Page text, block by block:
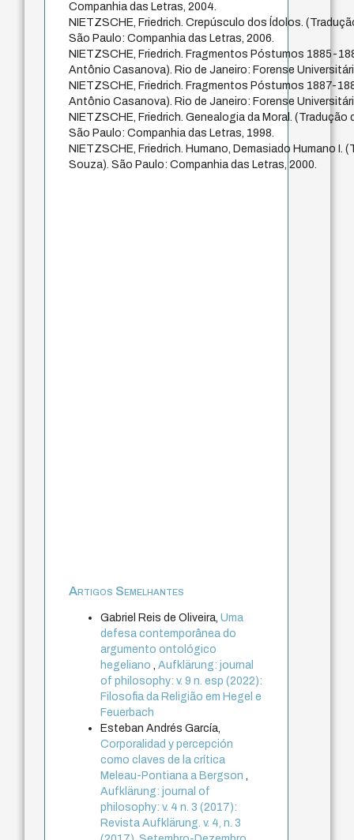
Companhia das Letras, 2004.
NIETZSCHE, Friedrich. Crepúsculo dos Ídolos.
São Paulo: Companhia das Letras, 2006.
NIETZSCHE, Friedrich. Fragmentos Póstumos 1885-
Antônio Casanova). Rio de Janeiro: Forense
NIETZSCHE, Friedrich. Fragmentos Póstumos 1887-
Antônio Casanova). Rio de Janeiro: Forense
NIETZSCHE, Friedrich. Genealogia da Moral. (Tradução
São Paulo: Companhia das Letras, 1998.
NIETZSCHE, Friedrich. Humano, Demasiado Humano I.
Souza). São Paulo: Companhia das Letras, 2000.
Artigos Semelhantes
Gabriel Reis de Oliveira,Uma
defesa contemporânea do
argumento ontológico
hegeliano
,Aufklärung: journal
of philosophy: v. 9 n. esp (2022):
Filosofia da Religião em Hegel e
Feuerbach
Esteban Andrés García,
Corporalidad y percepción
como claves de la crítica
Meleau-Pontiana a Bergson
Aufklärung: journal of
philosophy: v. 4 n. 3 (2017):
Revista Aufklärung. v. 4, n. 3